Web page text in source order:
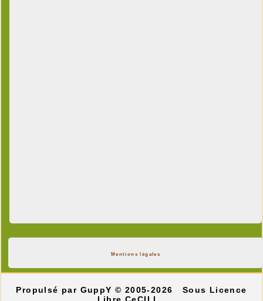
Mentions légales
Propulsé par GuppY© 2005-2026
Sous Licence